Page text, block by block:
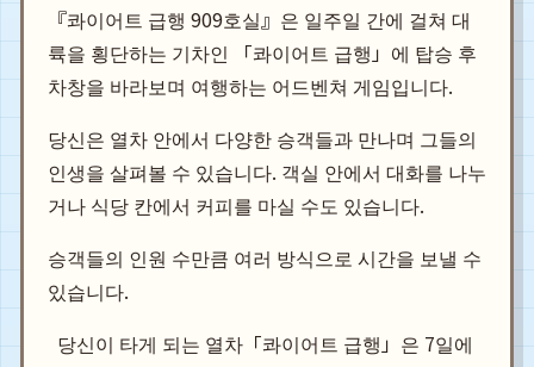
『콰이어트 급행 909호실』은 일주일 간에 걸쳐 대
륙을 횡단하는 기차인 「콰이어트 급행」에 탑승 후
차창을 바라보며 여행하는 어드벤쳐 게임입니다.
당신은 열차 안에서 다양한 승객들과 만나며 그들의
인생을 살펴볼 수 있습니다. 객실 안에서 대화를 나누
거나 식당 칸에서 커피를 마실 수도 있습니다.
승객들의 인원 수만큼 여러 방식으로 시간을 보낼 수
있습니다.